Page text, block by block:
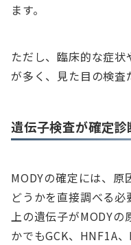
ます。
ただし、臨床的な症
が多く、見た目の検査
遺伝子検査が確定
MODYの確定には、
どうかを直接調べる
上の遺伝子がMODYの
かでもGCK、HNF1A